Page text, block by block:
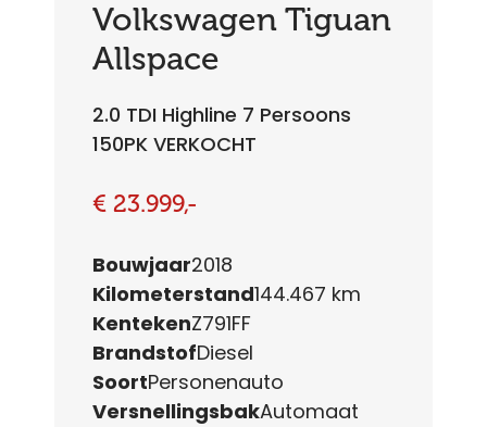
Volkswagen Tiguan
Allspace
2.0 TDI Highline 7 Persoons
150PK VERKOCHT
€ 23.999,-
Bouwjaar2018
Kilometerstand144.467 km
KentekenZ791FF
BrandstofDiesel
SoortPersonenauto
VersnellingsbakAutomaat